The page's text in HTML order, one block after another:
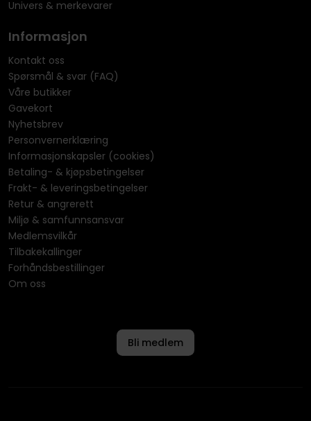
Univers & merkevarer
Informasjon
Kontakt oss
Spørsmål & svar (FAQ)
Våre butikker
Gavekort
Nyhetsbrev
Personvernerklæring
Informasjonskapsler (cookies)
Betaling- & kjøpsbetingelser
Frakt- & leveringsbetingelser
Retur & angrerett
Miljø & samfunnsansvar
Medlemsvilkår
Tilbakekallinger
Forhåndsbestillinger
Om oss
Bli medlem